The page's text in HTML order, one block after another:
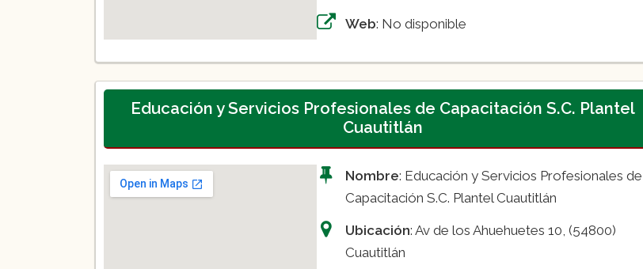
Web: No disponible
Educación y Servicios Profesionales de Capacitación S.C. Plantel
Cuautitlán
Nombre: Educación y Servicios Profesionales de
Capacitación S.C. Plantel Cuautitlán
Ubicación: Av de los Ahuehuetes 10, (54800)
Cuautitlán